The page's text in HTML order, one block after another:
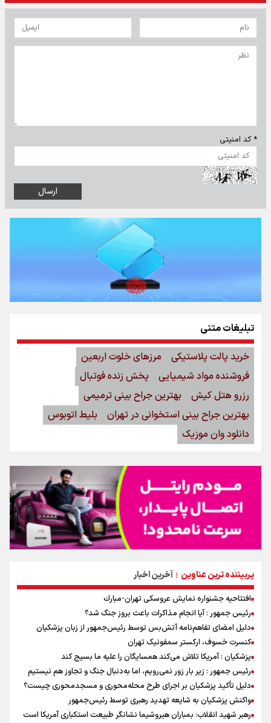
* کد امنیتی
پربیننده ترین عناوین | آخرین اخبار
افتتاحیه جشنواره نمايش عروسكى تهران-مبارك
رئیس جمهور : آیا انجام مذاکرات باعث بروز جنگ شد؟
دلیل امضای تفاهم‌نامه آتش‌بس توسط رئیس‌جمهور از زبان پزشکیان
کنسرت خسوف، ارکستر سمفونیک تهران
پزشکیان : آمریکا تلاش می‌کند همسایگان را علیه ما بسیج کند
رئیس جمهور : زیر بار زور نمی‌رویم، اما به‌دنبال جنگ و تجاوز هم نیستیم
دلیل تأکید پزشکیان بر اجرای طرح محله‌محوری و مسجدمحوری چیست؟
واکنش پزشکیان به شایعه تهدید رهبری توسط رئیس‌جمهور
رهبر شهید انقلاب: بمباران هیروشیما نشانگر طبیعت استکباری آمریکا است
تبلیغات متنی
خرید پالت پلاستیکی
مرزهای خلوت اربعین
فروشنده مواد شیمیایی
پخش زنده فوتبال
رزرو هتل کیش
بهترین جراح بینی ترمیمی
بهترین جراح بینی استخوانی در تهران
بلیط اتوبوس
دانلود وان موزیک